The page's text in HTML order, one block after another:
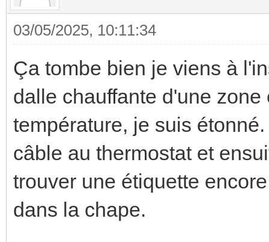
03/05/2025, 10:11:34
Ça tombe bien je viens à
dalle chauffante d'une
température, je suis
câble au thermostat et
trouver une étiquette
dans la chape.